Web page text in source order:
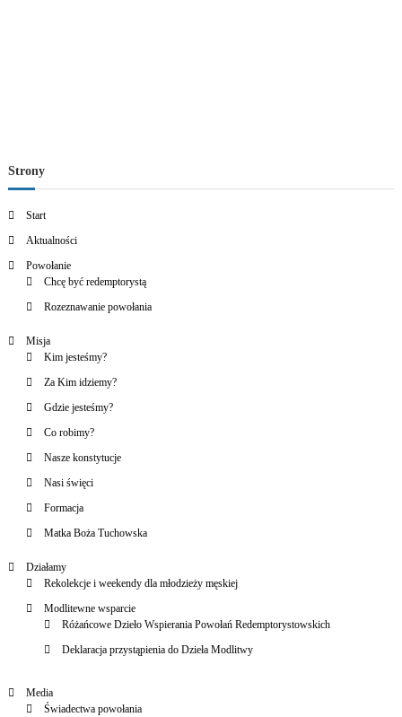
Strony
Start
Aktualności
Powołanie
Chcę być redemptorystą
Rozeznawanie powołania
Misja
Kim jesteśmy?
Za Kim idziemy?
Gdzie jesteśmy?
Co robimy?
Nasze konstytucje
Nasi święci
Formacja
Matka Boża Tuchowska
Działamy
Rekolekcje i weekendy dla młodzieży męskiej
Modlitewne wsparcie
Różańcowe Dzieło Wspierania Powołań Redemptorystowskich
Deklaracja przystąpienia do Dzieła Modlitwy
Media
Świadectwa powołania